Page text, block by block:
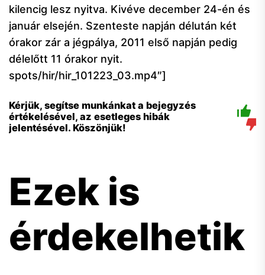
kilencig lesz nyitva. Kivéve december 24-én és
január elsején. Szenteste napján délután két
órakor zár a jégpálya, 2011 első napján pedig
délelőtt 11 órakor nyit.
spots/hir/hir_101223_03.mp4″]
Kérjük, segítse munkánkat a bejegyzés
értékelésével, az esetleges hibák
jelentésével. Köszönjük!
Ezek is
érdekelhetik